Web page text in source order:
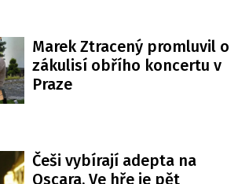
Marek Ztracený promluvil o
zákulisí obřího koncertu v
Praze
Češi vybírají adepta na
Oscara. Ve hře je pět